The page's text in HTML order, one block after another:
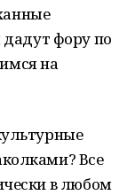
фору по
на
Все
в любом